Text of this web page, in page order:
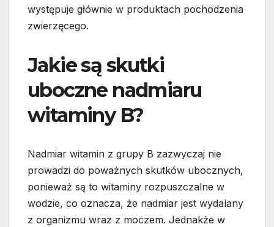
występuje głównie w produktach pochodzenia
zwierzęcego.
Jakie są skutki
uboczne nadmiaru
witaminy B?
Nadmiar witamin z grupy B zazwyczaj nie
prowadzi do poważnych skutków ubocznych,
ponieważ są to witaminy rozpuszczalne w
wodzie, co oznacza, że nadmiar jest wydalany
z organizmu wraz z moczem. Jednakże w